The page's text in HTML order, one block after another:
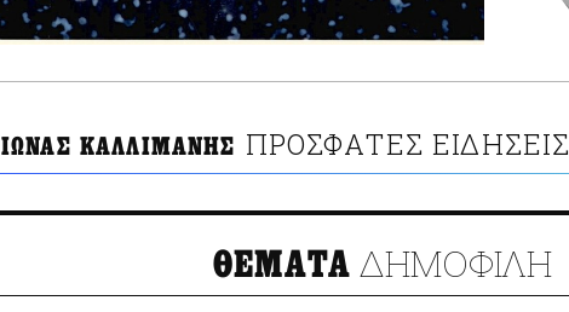
ΙΩΝΑΣ ΚΑΛΛΙΜΑΝΗΣ ΠΡΟΣΦΑΤΕΣ ΕΙΔΗΣΕΙΣ
ΘΕΜΑΤΑ ΔΗΜΟΦΙΛΗ